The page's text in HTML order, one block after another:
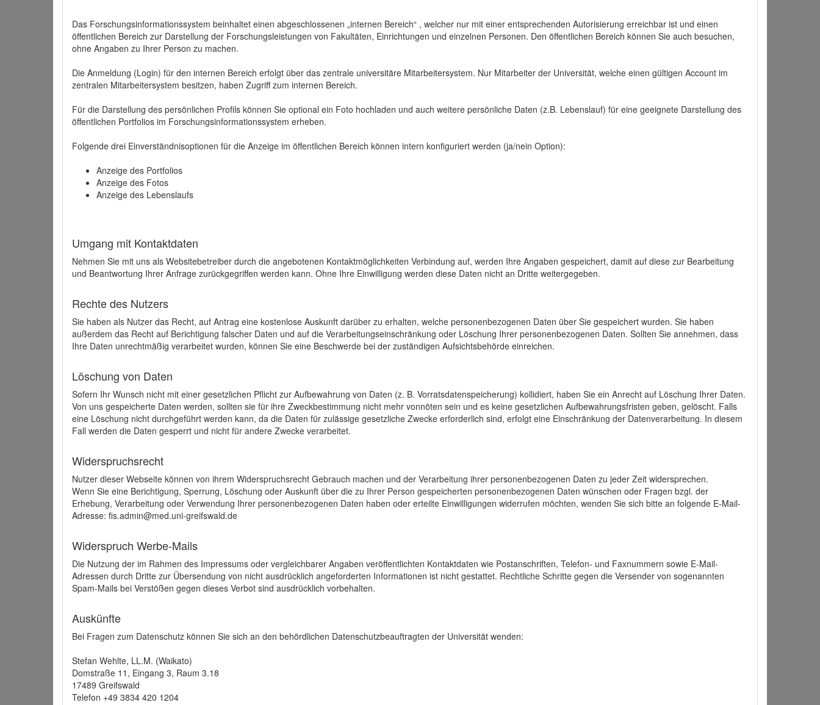
Das Forschungsinformationssystem beinhaltet einen abgeschlossenen „internen Bereich“ , welcher nur mit einer entsprechenden Autorisierung erreichbar ist und einen
öffentlichen Bereich zur Darstellung der Forschungsleistungen von Fakultäten, Einrichtungen und einzelnen Personen. Den öffentlichen Bereich können Sie auch besuchen,
ohne Angaben zu Ihrer Person zu machen.
Die Anmeldung (Login) für den internen Bereich erfolgt über das zentrale universitäre Mitarbeitersystem. Nur Mitarbeiter der Universität, welche einen gültigen Account im
zentralen Mitarbeitersystem besitzen, haben Zugriff zum internen Bereich.
Für die Darstellung des persönlichen Profils können Sie optional ein Foto hochladen und auch weitere persönliche Daten (z.B. Lebenslauf) für eine geeignete Darstellung des
öffentlichen Portfolios im Forschungsinformationssystem erheben.
Folgende drei Einverständnisoptionen für die Anzeige im öffentlichen Bereich können intern konfiguriert werden (ja/nein Option):
Anzeige des Portfolios
Anzeige des Fotos
Anzeige des Lebenslaufs
Umgang mit Kontaktdaten
Nehmen Sie mit uns als Websitebetreiber durch die angebotenen Kontaktmöglichkeiten Verbindung auf, werden Ihre Angaben gespeichert, damit auf diese zur Bearbeitung
und Beantwortung Ihrer Anfrage zurückgegriffen werden kann. Ohne Ihre Einwilligung werden diese Daten nicht an Dritte weitergegeben.
Rechte des Nutzers
Sie haben als Nutzer das Recht, auf Antrag eine kostenlose Auskunft darüber zu erhalten, welche personenbezogenen Daten über Sie gespeichert wurden. Sie haben
außerdem das Recht auf Berichtigung falscher Daten und auf die Verarbeitungseinschränkung oder Löschung Ihrer personenbezogenen Daten. Sollten Sie annehmen, dass
Ihre Daten unrechtmäßig verarbeitet wurden, können Sie eine Beschwerde bei der zuständigen Aufsichtsbehörde einreichen.
Löschung von Daten
Sofern Ihr Wunsch nicht mit einer gesetzlichen Pflicht zur Aufbewahrung von Daten (z. B. Vorratsdatenspeicherung) kollidiert, haben Sie ein Anrecht auf Löschung Ihrer Daten.
Von uns gespeicherte Daten werden, sollten sie für ihre Zweckbestimmung nicht mehr vonnöten sein und es keine gesetzlichen Aufbewahrungsfristen geben, gelöscht. Falls
eine Löschung nicht durchgeführt werden kann, da die Daten für zulässige gesetzliche Zwecke erforderlich sind, erfolgt eine Einschränkung der Datenverarbeitung. In diesem
Fall werden die Daten gesperrt und nicht für andere Zwecke verarbeitet.
Widerspruchsrecht
Nutzer dieser Webseite können von ihrem Widerspruchsrecht Gebrauch machen und der Verarbeitung ihrer personenbezogenen Daten zu jeder Zeit widersprechen.
Wenn Sie eine Berichtigung, Sperrung, Löschung oder Auskunft über die zu Ihrer Person gespeicherten personenbezogenen Daten wünschen oder Fragen bzgl. der
Erhebung, Verarbeitung oder Verwendung Ihrer personenbezogenen Daten haben oder erteilte Einwilligungen widerrufen möchten, wenden Sie sich bitte an folgende E-Mail-
Adresse: fis.admin@med.uni-greifswald.de
Widerspruch Werbe-Mails
Die Nutzung der im Rahmen des Impressums oder vergleichbarer Angaben veröffentlichten Kontaktdaten wie Postanschriften, Telefon- und Faxnummern sowie E-Mail-
Adressen durch Dritte zur Übersendung von nicht ausdrücklich angeforderten Informationen ist nicht gestattet. Rechtliche Schritte gegen die Versender von sogenannten
Spam-Mails bei Verstößen gegen dieses Verbot sind ausdrücklich vorbehalten.
Auskünfte
Bei Fragen zum Datenschutz können Sie sich an den behördlichen Datenschutzbeauftragten der Universität wenden:
Stefan Wehlte, LL.M. (Waikato)
Domstraße 11, Eingang 3, Raum 3.18
17489 Greifswald
Telefon +49 3834 420 1204